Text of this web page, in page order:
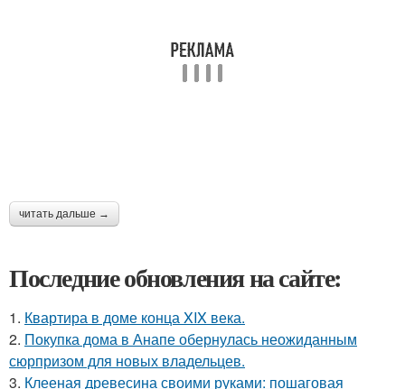
читать дальше →
Последние обновления на сайте:
1. Квартира в доме конца XIX века.
2. Покупка дома в Анапе обернулась неожиданным
сюрпризом для новых владельцев.
3. Клееная древесина своими руками: пошаговая